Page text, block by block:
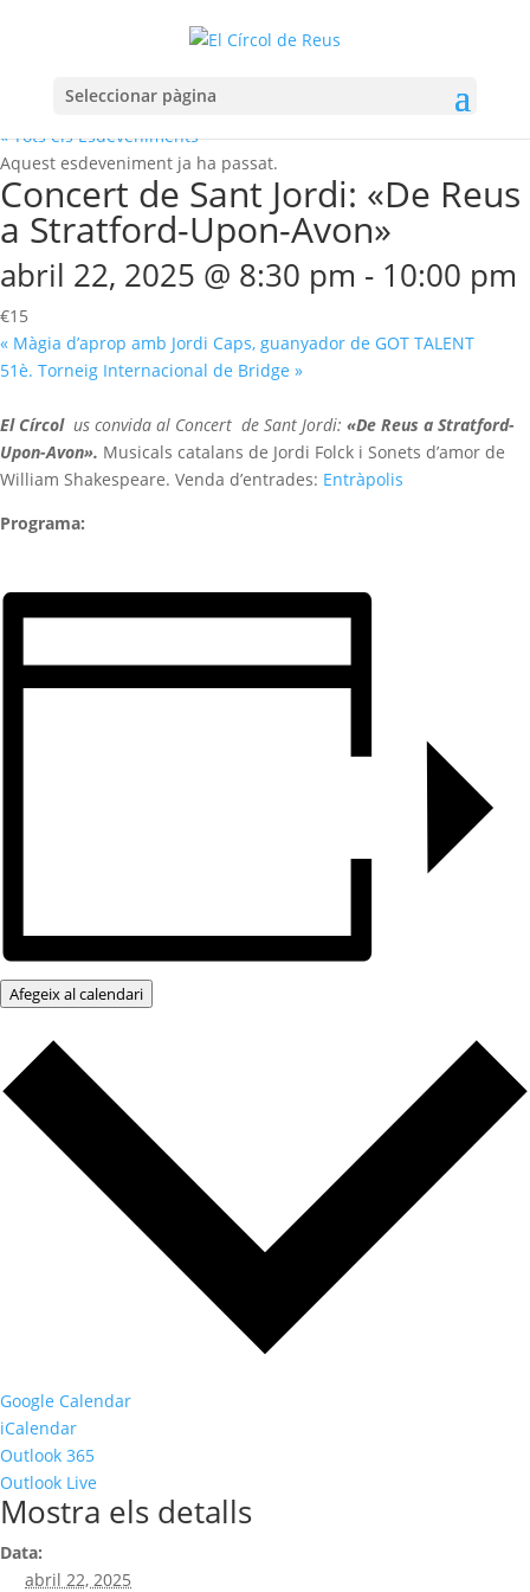
Seleccionar pàgina
« Tots els Esdeveniments
Aquest esdeveniment ja ha passat.
Concert de Sant Jordi: «De Reus
a Stratford-Upon-Avon»
abril 22, 2025 @ 8:30 pm - 10:00 pm
€15
« Màgia d’aprop amb Jordi Caps, guanyador de GOT TALENT
51è. Torneig Internacional de Bridge »
El Círcol us convida al Concert de Sant Jordi: «De Reus a Stratford-
Upon-Avon». Musicals catalans de Jordi Folck i Sonets d’amor de
William Shakespeare. Venda d’entrades: Entràpolis
Programa:
Afegeix al calendari
Google Calendar
iCalendar
Outlook 365
Outlook Live
Mostra els detalls
Data:
abril 22, 2025